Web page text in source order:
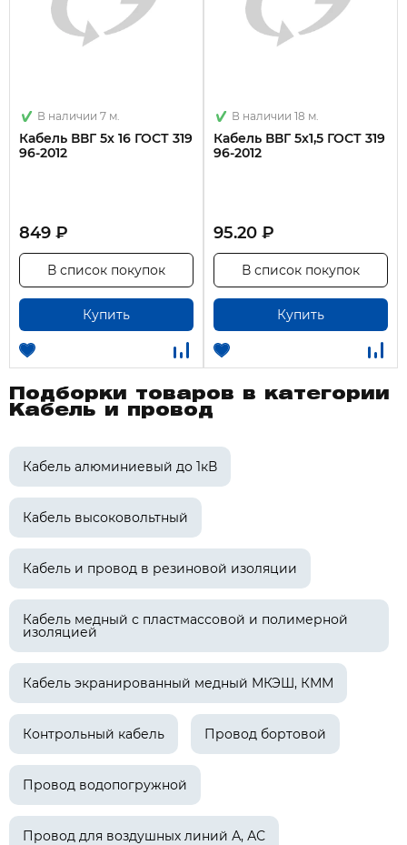
В наличии 7 м.
Кабель ВВГ 5х 16 ГОСТ 319
96-2012
849 ₽
Купить
В список покупок
В наличии 18 м.
Кабель ВВГ 5х1,5 ГОСТ 319
96-2012
95.20 ₽
Купить
В список покупок
Подборки товаров в категории
Кабель и провод
Кабель алюминиевый до 1кВ
Кабель высоковольтный
Кабель и провод в резиновой изоляции
Кабель медный с пластмассовой и полимерной
изоляцией
Кабель экранированный медный МКЭШ, КММ
Контрольный кабель Провод бортовой
Провод водопогружной
Провод для воздушных линий А, АС